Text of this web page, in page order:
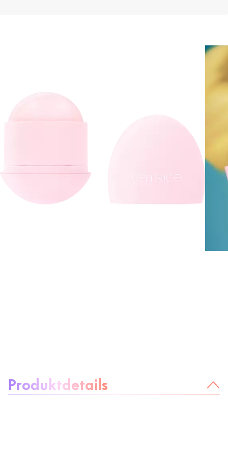
Produktdetails